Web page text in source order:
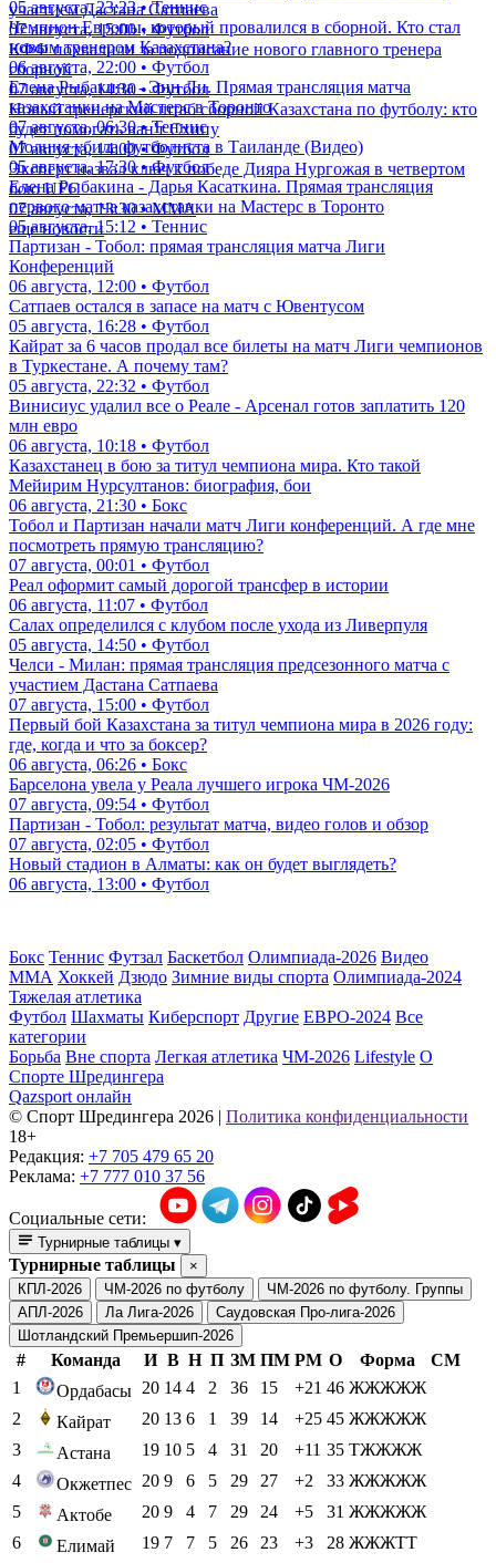
участием Дастана Сатпаева
07 августа, 15:00 • Футбол
КФФ похвалили за подписание нового главного тренера
сборной
07 августа, 14:30 • Футбол
Новый тренерский штаб сборной Казахстана по футболу: кто
будет помогать ван'т Схипу
07 августа, 14:00 • Футбол
Эксперт назвал ключ к победе Дияра Нургожая в четвертом
бою UFC
07 августа, 13:30 • ММА
еще новости
05 августа, 23:23 • Теннис
Чемпион Европы, который провалился в сборной. Кто стал
новым тренером Казахстана?
06 августа, 22:00 • Футбол
Елена Рыбакина - Энн Ли. Прямая трансляция матча
казахстанки на Мастерс в Торонто
07 августа, 06:30 • Теннис
Молния убила футболиста в Таиланде (Видео)
05 августа, 17:30 • Футбол
Елена Рыбакина - Дарья Касаткина. Прямая трансляция
первого матча казахстанки на Мастерс в Торонто
05 августа, 15:12 • Теннис
Партизан - Тобол: прямая трансляция матча Лиги
Конференций
06 августа, 12:00 • Футбол
Сатпаев остался в запасе на матч с Ювентусом
05 августа, 16:28 • Футбол
Кайрат за 6 часов продал все билеты на матч Лиги чемпионов
в Туркестане. А почему там?
05 августа, 22:32 • Футбол
Винисиус удалил все о Реале - Арсенал готов заплатить 120
млн евро
06 августа, 10:18 • Футбол
Казахстанец в бою за титул чемпиона мира. Кто такой
Мейирим Нурсултанов: биография, бои
06 августа, 21:30 • Бокс
Тобол и Партизан начали матч Лиги конференций. А где мне
посмотреть прямую трансляцию?
07 августа, 00:01 • Футбол
Реал оформит самый дорогой трансфер в истории
06 августа, 11:07 • Футбол
Салах определился с клубом после ухода из Ливерпуля
05 августа, 14:50 • Футбол
Челси - Милан: прямая трансляция предсезонного матча с
участием Дастана Сатпаева
07 августа, 15:00 • Футбол
Первый бой Казахстана за титул чемпиона мира в 2026 году:
где, когда и что за боксер?
06 августа, 06:26 • Бокс
Барселона увела у Реала лучшего игрока ЧМ-2026
07 августа, 09:54 • Футбол
Партизан - Тобол: результат матча, видео голов и обзор
07 августа, 02:05 • Футбол
Новый стадион в Алматы: как он будет выглядеть?
06 августа, 13:00 • Футбол
Бокс Теннис Футзал Баскетбол Олимпиада-2026 Видео
ММА Хоккей Дзюдо Зимние виды спорта Олимпиада-2024
Тяжелая атлетика
Футбол Шахматы Киберспорт Другие ЕВРО-2024 Все
категории
Борьба Вне спорта Легкая атлетика ЧМ-2026 Lifestyle О
Спорте Шредингера
Qazsport онлайн
© Cпорт Шредингера 2026 | Политика конфиденциальности
18+
Редакция: +7 705 479 65 20
Реклама: +7 777 010 37 56
Социальные сети:
Турнирные таблицы ▾
Турнирные таблицы
×
КПЛ-2026
ЧМ-2026 по футболу
ЧМ-2026 по футболу. Группы
АПЛ-2026
Ла Лига-2026
Саудовская Про-лига-2026
Шотландский Премьершип-2026
# Команда И В Н П ЗМ ПМ РМ О Форма
СМ
1
Ордабасы 20 14 4 2 36 15 +21 46 ЖЖЖЖЖ
2
Кайрат 20 13 6 1 39 14 +25 45 ЖЖЖЖЖ
3
Астана 19 10 5 4 31 20 +11 35 ТЖЖЖЖ
4
Окжетпес 20 9 6 5 29 27 +2 33 ЖЖЖЖЖ
5
Актобе 20 9 4 7 29 24 +5 31 ЖЖЖЖЖ
6
Елимай 19 7 7 5 26 23 +3 28 ЖЖЖТТ